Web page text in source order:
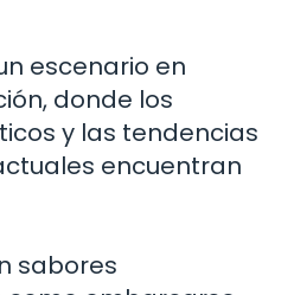
escenario en
donde los
y las tendencias
encuentran
sabores